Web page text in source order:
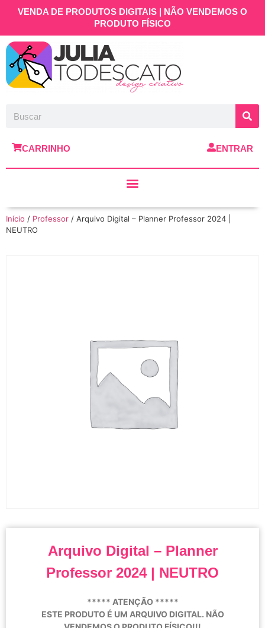
VENDA DE PRODUTOS DIGITAIS | NÃO VENDEMOS O
PRODUTO FÍSICO
CARRINHO ENTRAR
Início / Professor / Arquivo Digital – Planner Professor 2024 |
NEUTRO
Arquivo Digital – Planner
Professor 2024 | NEUTRO
***** ATENÇÃO *****
ESTE PRODUTO É UM ARQUIVO DIGITAL. NÃO